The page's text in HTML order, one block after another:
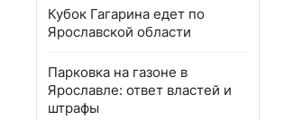
Кубок Гагарина едет по
Ярославской области
Парковка на газоне в
Ярославле: ответ властей и
штрафы